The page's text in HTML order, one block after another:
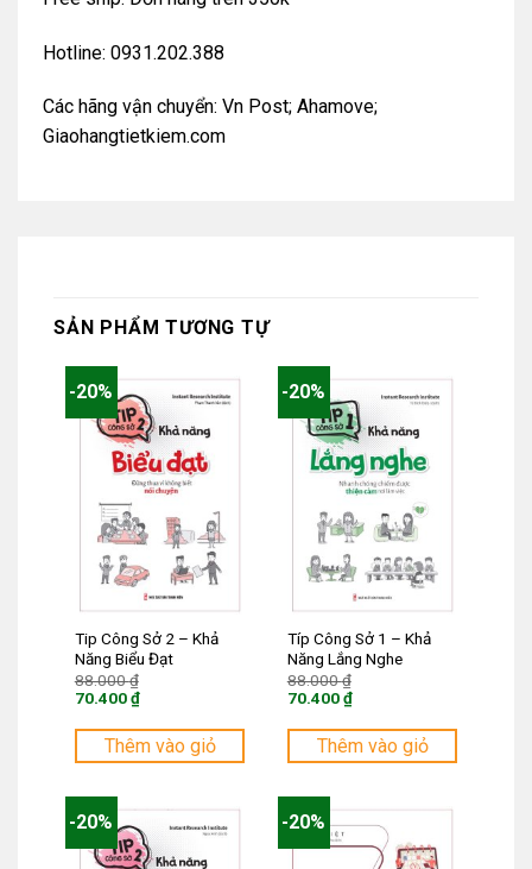
Hotline: 0931.202.388
Các hãng vận chuyển: Vn Post; Ahamove;
Giaohangtietkiem.com
SẢN PHẨM TƯƠNG TỰ
-20%
Tip Công Sở 2 – Khả
Năng Biểu Đạt
88.000₫
88.000 ₫.
70.400₫
hiện
là:
Thêm vào giỏ
-20%
Típ Công Sở 1 – Khả
Năng Lắng Nghe
88.000₫
88.000 ₫.
70.400₫
hiện
là:
Thêm vào giỏ
-20% -20%